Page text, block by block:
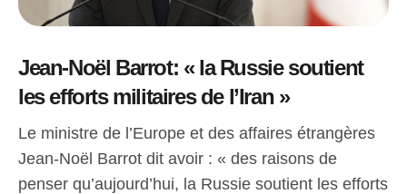
Jean-Noël Barrot: « la Russie soutient
les efforts militaires de l’Iran »
Le ministre de l’Europe et des affaires étrangères
Jean-Noël Barrot dit avoir : « des raisons de
penser qu’aujourd’hui, la Russie soutient les efforts